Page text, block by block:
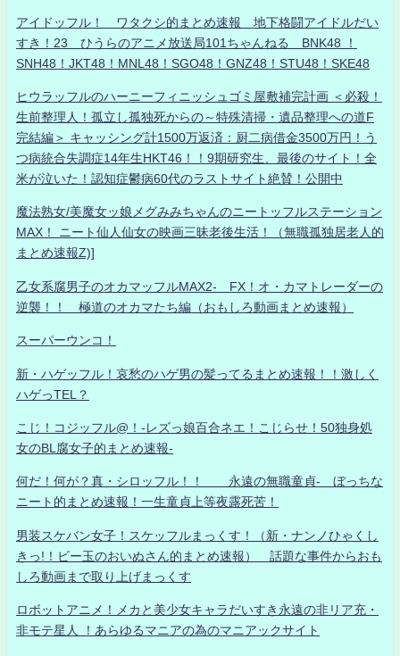
アイドッフル！ ワタクシ的まとめ速報 地下格闘アイドルだい
すき！23 ひうらのアニメ放送局101ちゃんねる BNK48 ！
SNH48！JKT48！MNL48！SGO48！GNZ48！STU48！SKE48
ヒウラッフルのハーニーフィニッシュゴミ屋敷補完計画 ＜必殺！
生前整理人！孤立し孤独死からの～特殊清掃・遺品整理への道F
完結編＞ キャッシング計1500万返済：厨二病借金3500万円！う
つ病統合失調症14年生HKT46！！9期研究生、最後のサイト！全
米が泣いた！認知症鬱病60代のラストサイト絶賛！公開中
魔法熟女/美魔女ッ娘メグみみちゃんのニートッフルステーション
MAX！ ニート仙人仙女の映画三昧老後生活！（無職孤独居老人的
まとめ速報Z)]
乙女系腐男子のオカマッフルMAX2- FX！オ・カマトレーダーの
逆襲！！ 極道のオカマたち編（おもしろ動画まとめ速報）
スーパーウンコ！
新・ハゲッフル！哀愁のハゲ男の髪ってるまとめ速報！！激しく
ハゲっTEL？
こじ！コジッフル@！-レズっ娘百合ネエ！こじらせ！50独身処
女のBL腐女子的まとめ速報-
何だ！何が？真・シロッフル！！ 永遠の無職童貞- ぼっちな
ニート的まとめ速報！一生童貞上等夜露死苦！
男装スケバン女子！スケッフルまっくす！（新・ナンノひゃくし
きっ!！ビー玉のおいぬさん的まとめ速報） 話題な事件からおも
しろ動画まで取り上げまっくす
ロボットアニメ！メカと美少女キャラだいすき永遠の非リア充・
非モテ星人 ！あらゆるマニアの為のマニアックサイト